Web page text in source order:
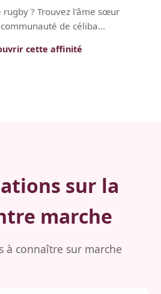
rugby ? Trouvez l'âme sœur
de céliba...
cette affinité
sur la
marche
à connaître sur marche